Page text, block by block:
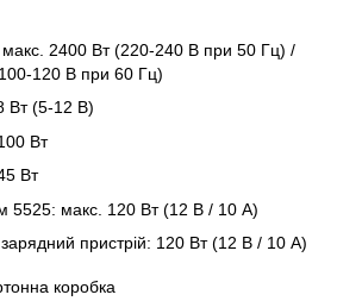
макс. 2400 Вт (220-240 В при 50 Гц) /
120 В при 60 Гц)
Вт (5-12 В)
Вт
Вт
5525: макс. 120 Вт (12 В / 10 А)
пристрій: 120 Вт (12 В / 10 А)
коробка